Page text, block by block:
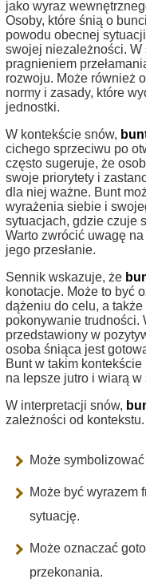
jako wyraz
Osoby, które śnią o
powodu obecnej
swojej niezależności. W
pragnieniem
rozwoju. Może również
normy i zasady, które
jednostki.
W kontekście snów,
cichego sprzeciwu po
często sugeruje, że
swoje priorytety i
dla niej ważne. Bunt
wyrażenia siebie i
sytuacjach, gdzie czuje
Warto zwrócić uwagę
jego przesłanie.
Sennik wskazuje, że
konotacje. Może to być
dążeniu do celu, a
pokonywanie trudności.
przedstawiony w
osoba śniąca jest
Bunt w takim
na lepsze jutro i wiarą
W interpretacji snów,
zależności od kontekstu.
Może
Może być wyrazem
sytuację.
Może oznaczać
przekonania.